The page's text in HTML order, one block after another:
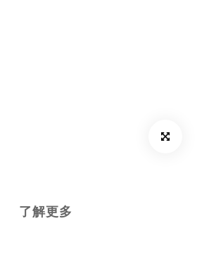
了解更多